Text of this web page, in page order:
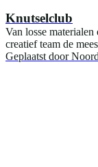
Knutselclub
Van losse
creatief team de
Geplaatst door